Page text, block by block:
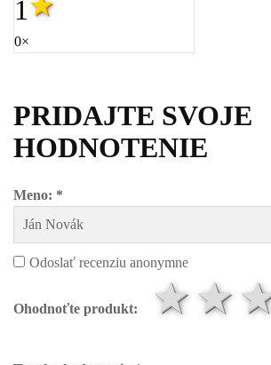
1
0×
PRIDAJTE SVOJE
HODNOTENIE
Meno: *
Odoslať recenziu anonymne
Ohodnoťte produkt: 1